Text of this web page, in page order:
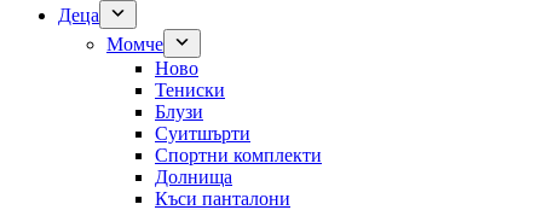
Деца
Момче
Ново
Тениски
Блузи
Суитшърти
Спортни комплекти
Долнища
Къси панталони